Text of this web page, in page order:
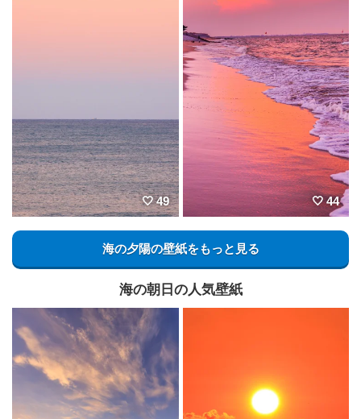
49 44
海の夕陽の壁紙をもっと見る
海の朝日の人気壁紙